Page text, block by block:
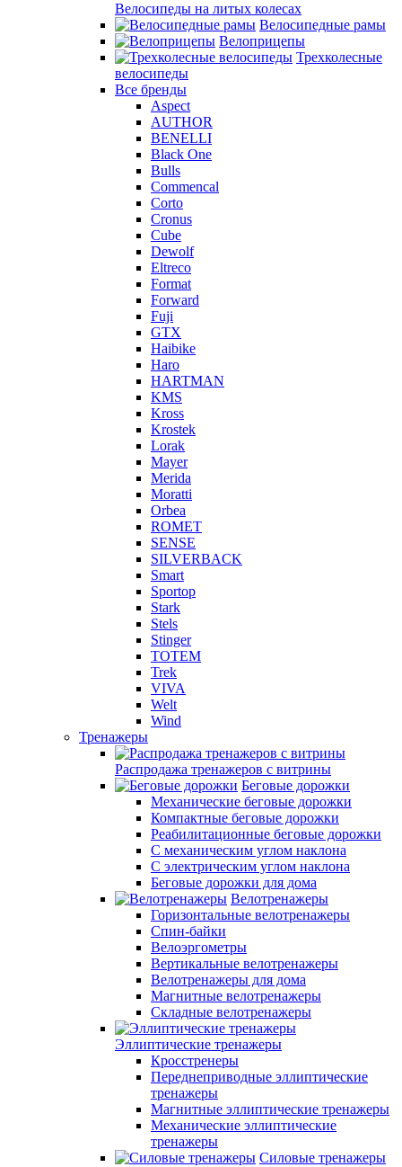
Велосипеды на литых колесах
Велосипедные рамы
Велоприцепы
Трехколесные
велосипеды
Все бренды
Aspect
AUTHOR
BENELLI
Black One
Bulls
Commencal
Corto
Cronus
Cube
Dewolf
Eltreco
Format
Forward
Fuji
GTX
Haibike
Haro
HARTMAN
KMS
Kross
Krostek
Lorak
Mayer
Merida
Moratti
Orbea
ROMET
SENSE
SILVERBACK
Smart
Sportop
Stark
Stels
Stinger
TOTEM
Trek
VIVA
Welt
Wind
Тренажеры
Распродажа тренажеров с витрины
Беговые дорожки
Механические беговые дорожки
Компактные беговые дорожки
Реабилитационные беговые дорожки
С механическим углом наклона
С электрическим углом наклона
Беговые дорожки для дома
Велотренажеры
Горизонтальные велотренажеры
Спин-байки
Велоэргометры
Вертикальные велотренажеры
Велотренажеры для дома
Магнитные велотренажеры
Складные велотренажеры
Эллиптические тренажеры
Кросстренеры
Переднеприводные эллиптические
тренажеры
Магнитные эллиптические тренажеры
Механические эллиптические
тренажеры
Силовые тренажеры